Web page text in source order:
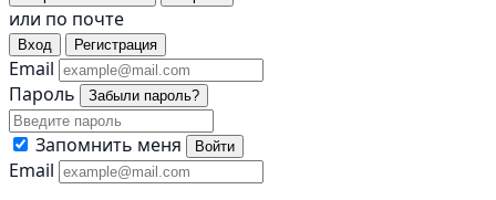
или по почте
Вход Регистрация
Email
Пароль
Забыли пароль?
Запомнить меня Войти
Email